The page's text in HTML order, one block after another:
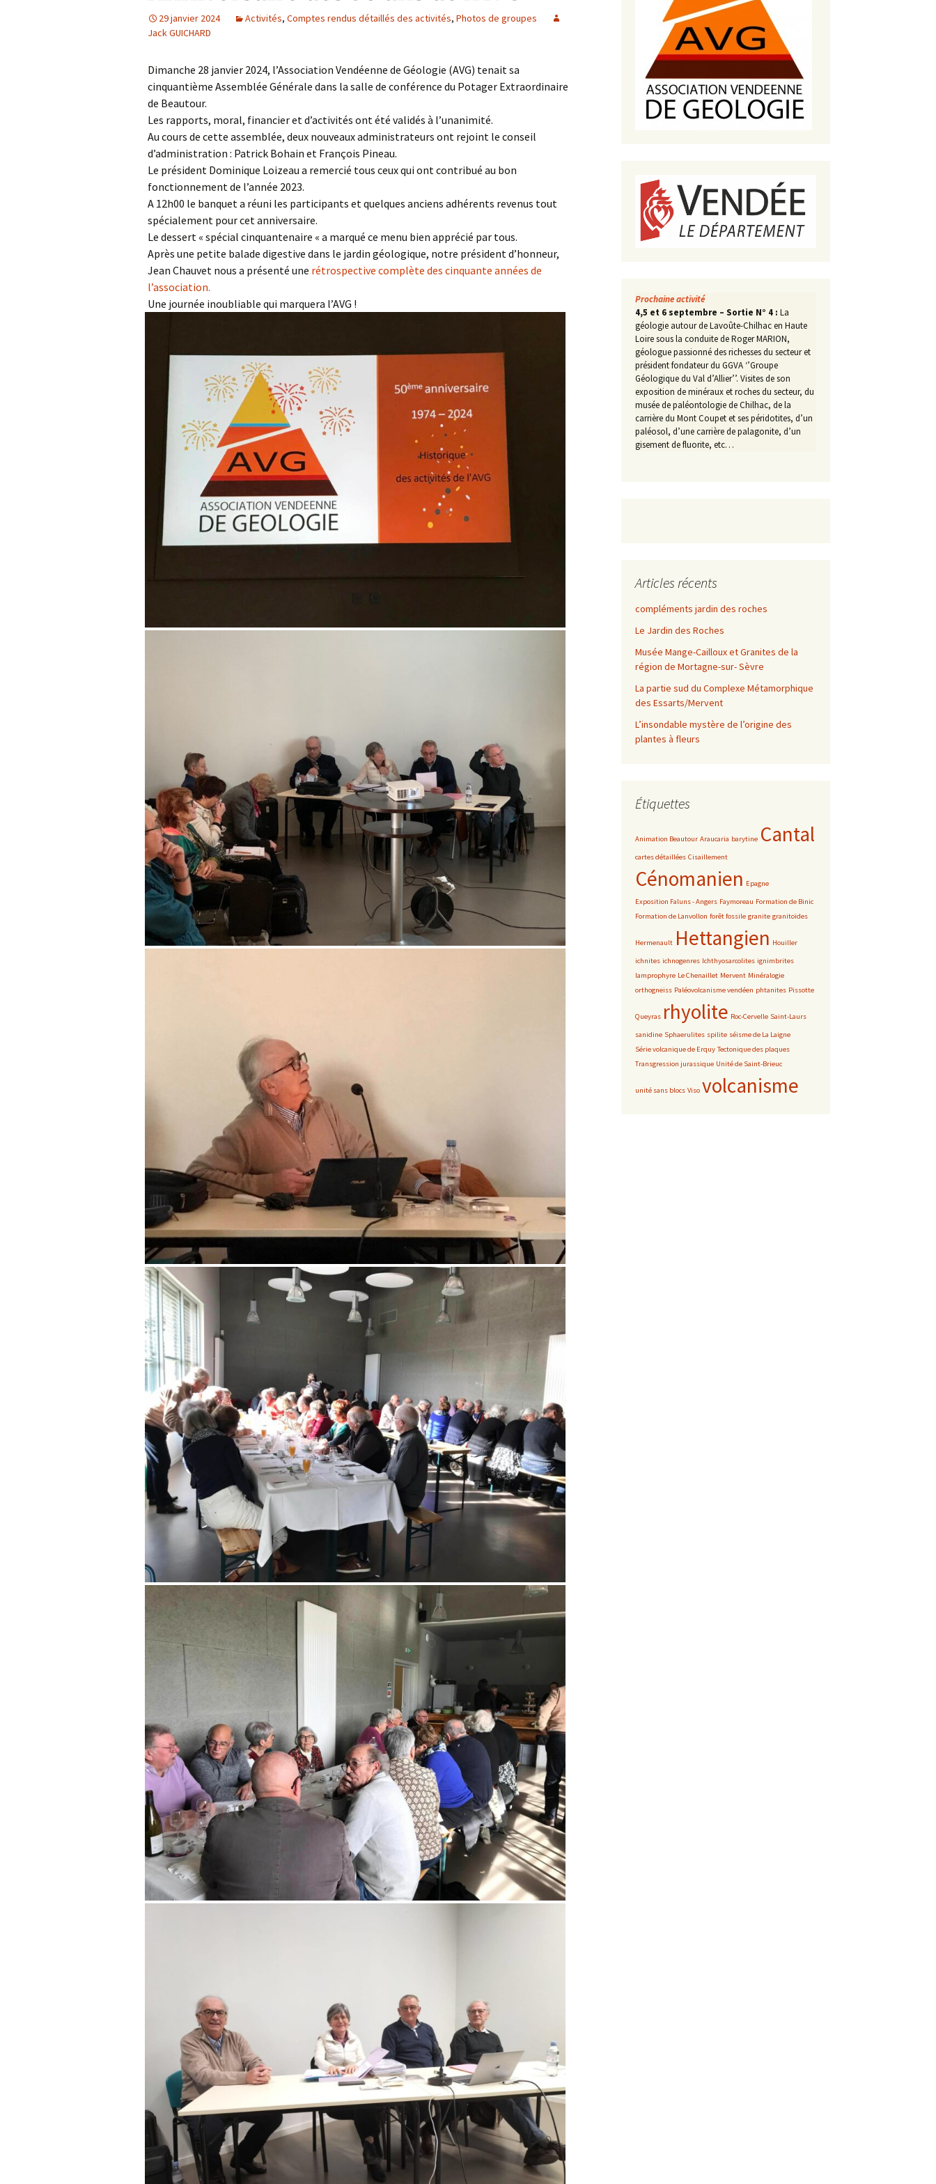
Expositions,
Galerie de photos
Lames minces de roches
Paysages, affleurements
Diaporamas
Galerie de vidéos
Echelles des temps
Carnets de voyages
Analyse de livres, revues,
…
29 janvier 2024 Activités, Comptes rendus détaillés des activités, Photos de groupes
Jack GUICHARD
Dimanche 28 janvier 2024, l’Association Vendéenne de Géologie (AVG) tenait sa
cinquantième Assemblée Générale dans la salle de conférence du Potager Extraordinaire
de Beautour.
Les rapports, moral, financier et d’activités ont été validés à l’unanimité.
Au cours de cette assemblée, deux nouveaux administrateurs ont rejoint le conseil
d’administration : Patrick Bohain et François Pineau.
Le président Dominique Loizeau a remercié tous ceux qui ont contribué au bon
fonctionnement de l’année 2023.
A 12h00 le banquet a réuni les participants et quelques anciens adhérents revenus tout
spécialement pour cet anniversaire.
Le dessert « spécial cinquantenaire « a marqué ce menu bien apprécié par tous.
Après une petite balade digestive dans le jardin géologique, notre président d’honneur,
Jean Chauvet nous a présenté une rétrospective complète des cinquante années de
l’association.
Une journée inoubliable qui marquera l’AVG !
Prochaine activité
4,5 et 6 septembre – Sortie N° 4 : La
géologie autour de Lavoûte-Chilhac en Haute
Loire sous la conduite de Roger MARION,
géologue passionné des richesses du secteur et
président fondateur du GGVA ‘’Groupe
Géologique du Val d’Allier’’. Visites de son
exposition de minéraux et roches du secteur, du
musée de paléontologie de Chilhac, de la
carrière du Mont Coupet et ses péridotites, d’un
paléosol, d’une carrière de palagonite, d’un
gisement de fluorite, etc…
Articles récents
compléments jardin des roches
Le Jardin des Roches
Musée Mange-Cailloux et Granites de la
région de Mortagne-sur- Sèvre
La partie sud du Complexe Métamorphique
des Essarts/Mervent
L’insondable mystère de l’origine des
plantes à fleurs
Étiquettes
Animation Beautour Araucaria barytine Cantal
cartes détaillées Cisaillement
Cénomanien Epagne
Exposition Faluns - Angers Faymoreau Formation de Binic
Formation de Lanvollon forêt fossile granite granitoïdes
Hermenault Hettangien Houiller
ichnites ichnogenres Ichthyosarcolites ignimbrites
lamprophyre Le Chenaillet Mervent Minéralogie
orthogneiss Paléovolcanisme vendéen phtanites Pissotte
Queyras rhyolite Roc-Cervelle Saint-Laurs
sanidine Sphaerulites spilite séisme de La Laigne
Série volcanique de Erquy Tectonique des plaques
Transgression jurassique Unité de Saint-Brieuc
unité sans blocs Viso volcanisme